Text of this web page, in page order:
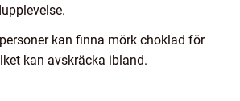
kan finna mörk choklad för
kan avskräcka ibland.